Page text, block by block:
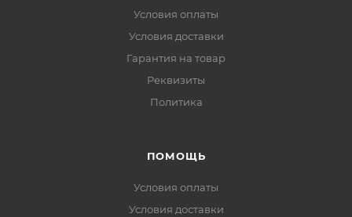
Условия оплаты
Условия доставки
Гарантия на товар
Реквизиты
Политика
ПОМОЩЬ
Условия оплаты
Условия доставки